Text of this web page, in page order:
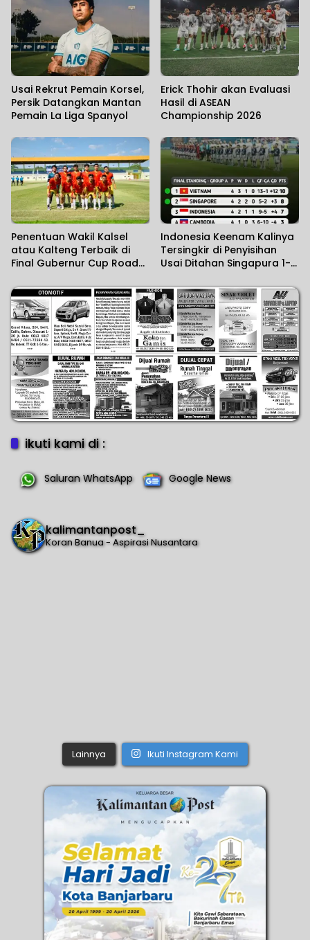
Usai Rekrut Pemain Korsel,
Persik Datangkan Mantan
Pemain La Liga Spanyol
Erick Thohir akan Evaluasi
Hasil di ASEAN
Championship 2026
Penentuan Wakil Kalsel
atau Kalteng Terbaik di
Final Gubernur Cup Road
Indonesia Keenam Kalinya
Tersingkir di Penyisihan
Usai Ditahan Singapura 1-1,
ikuti kami di :
Saluran WhatsApp Google News
kalimantanpost_
Koran Banua - Aspirasi Nusantara
Lainnya Ikuti Instagram Kami